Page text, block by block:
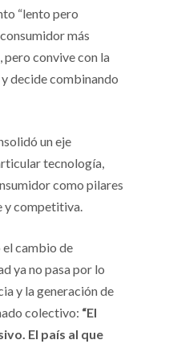
“lento pero
más
pero convive con la
decide combinando
un eje
tecnología,
como pilares
y competitiva.
el cambio de
ya no pasa por lo
y la generación de
colectivo: “El
El país al que